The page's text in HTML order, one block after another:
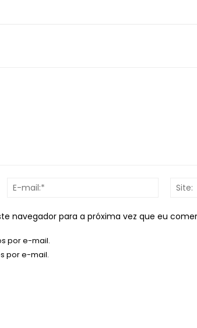
Nome:*
navegador para a próxima vez que eu
por e-mail.
por e-mail.